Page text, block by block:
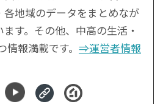
各地域のデータをまとめなが
す。その他、中高の生活・
報満載です。 ⇒運営者情報